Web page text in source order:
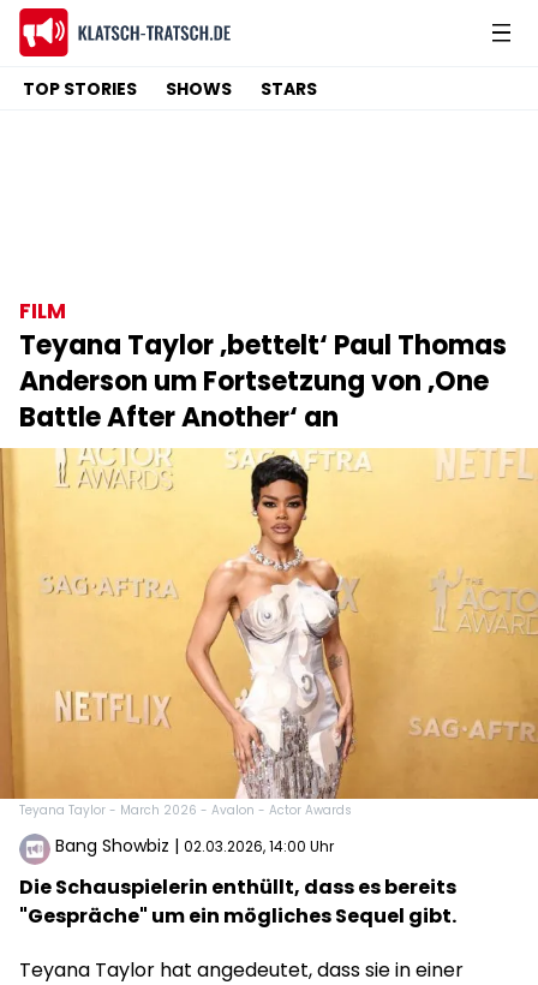
TOP STORIES SHOWS STARS
FILM
Teyana Taylor ‚bettelt‘ Paul Thomas
Anderson um Fortsetzung von ‚One
Battle After Another‘ an
Teyana Taylor - March 2026 - Avalon - Actor Awards
Bang Showbiz | 02.03.2026, 14:00 Uhr
Die Schauspielerin enthüllt, dass es bereits
"Gespräche" um ein mögliches Sequel gibt.
Teyana Taylor hat angedeutet, dass sie in einer